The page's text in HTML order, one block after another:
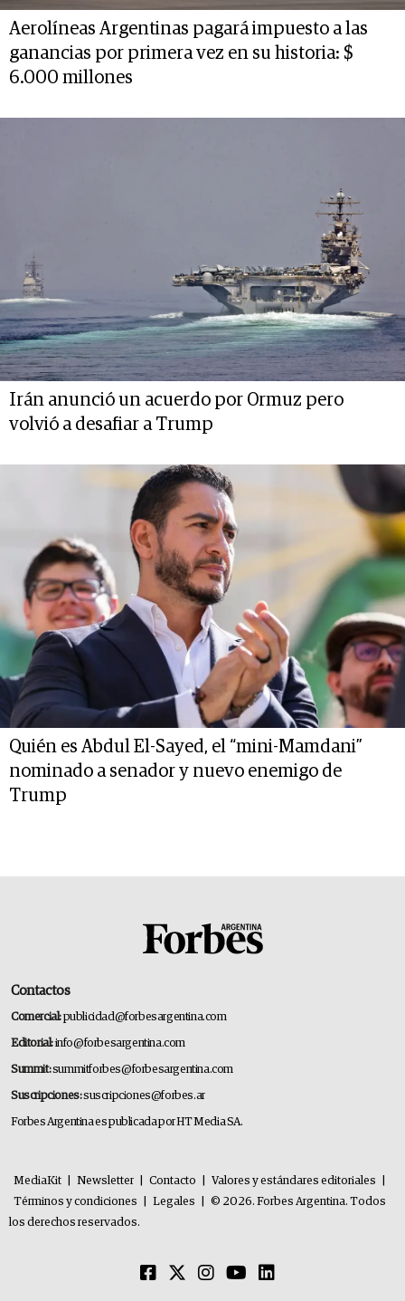
Aerolíneas Argentinas pagará impuesto a las
ganancias por primera vez en su historia: $
6.000 millones
Irán anunció un acuerdo por Ormuz pero
volvió a desafiar a Trump
Quién es Abdul El-Sayed, el “mini-Mamdani”
nominado a senador y nuevo enemigo de
Trump
Contactos
Comercial:publicidad@forbesargentina.com
Editorial:info@forbesargentina.com
Summit:summitforbes@forbesargentina.com
Suscripciones:suscripciones@forbes.ar
Forbes Argentina es publicada por HT Media SA.
MediaKit Newsletter Contacto Valores y estándares editoriales
Términos y condiciones
Legales
© 2026. Forbes Argentina. Todos
los derechos reservados.